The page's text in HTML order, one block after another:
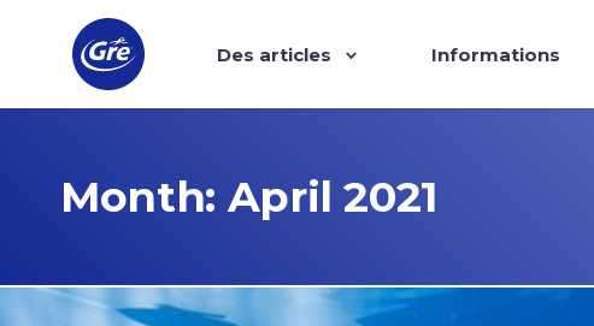
Des articles Informations
Month: April 2021